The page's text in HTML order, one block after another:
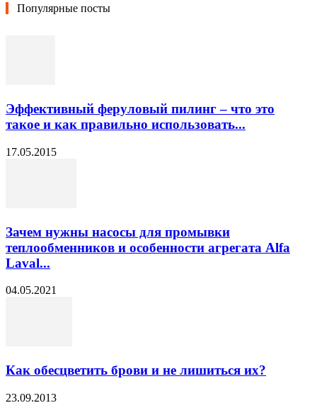
Популярные посты
Эффективный феруловый пилинг – что это
такое и как правильно использовать...
17.05.2015
Зачем нужны насосы для промывки
теплообменников и особенности агрегата Alfa
Laval...
04.05.2021
Как обесцветить брови и не лишиться их?
23.09.2013